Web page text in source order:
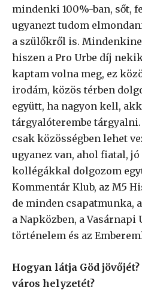
mindenki 100%-ban, sőt,
ugyanezt tudom
a szülőkről is.
hiszen a Pro Urbe díj
kaptam volna meg, ez
irodám, közös térben
együtt, ha nagyon kell,
tárgyalóterembe
csak közösségben lehet
ugyanez van, ahol fiatal,
kollégákkal dolgozom
Kommentár Klub, az M5
de minden csapatmunka,
a Napközben, a Vasárnapi
történelem és az
Hogyan látja Göd
város helyzetét?